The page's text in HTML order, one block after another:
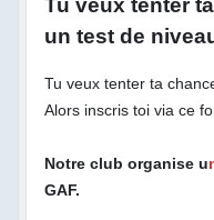
un test de
Tu veux tenter ta
Alors inscris toi via ce
Notre club organise u
GAF.